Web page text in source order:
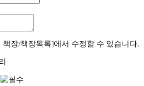
책장/책장목록]에서 수정할 수 있습니다.